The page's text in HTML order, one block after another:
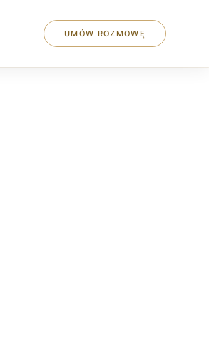
UMÓW ROZMOWĘ